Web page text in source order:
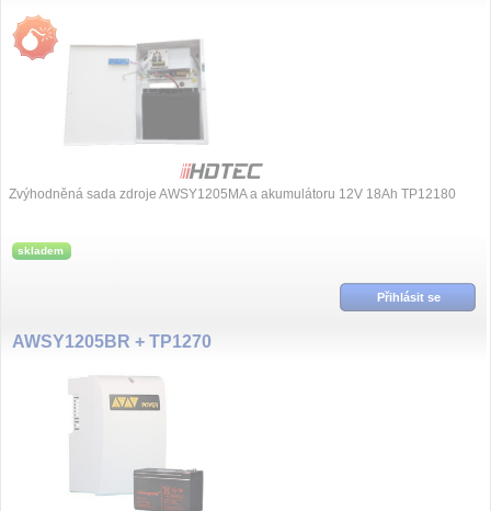
Zvýhodněná sada zdroje AWSY1205MA a akumulátoru 12V 18Ah TP12180
skladem
Přihlásit se
AWSY1205BR + TP1270